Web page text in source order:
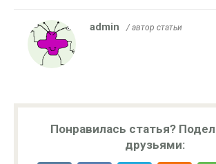
admin / автор статьи
Понравилась статья?
друзьями: